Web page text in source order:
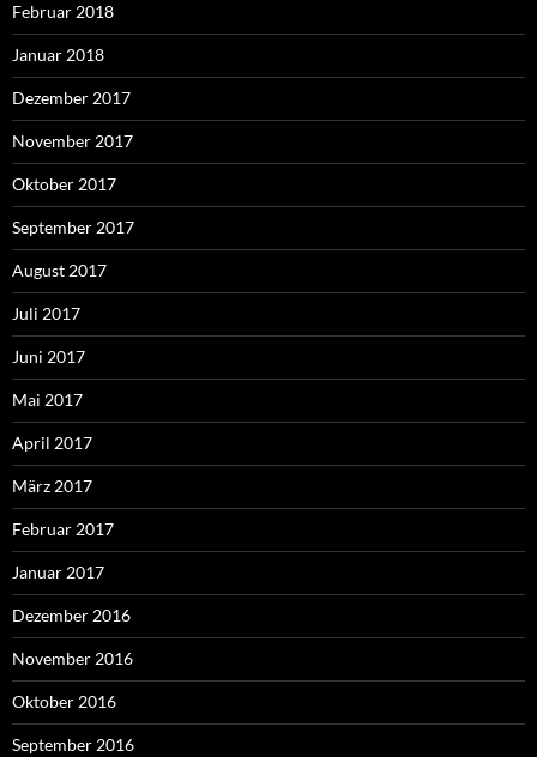
Februar 2018
Januar 2018
Dezember 2017
November 2017
Oktober 2017
September 2017
August 2017
Juli 2017
Juni 2017
Mai 2017
April 2017
März 2017
Februar 2017
Januar 2017
Dezember 2016
November 2016
Oktober 2016
September 2016